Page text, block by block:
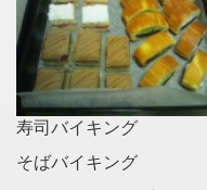
寿司バイキング
そばバイキング